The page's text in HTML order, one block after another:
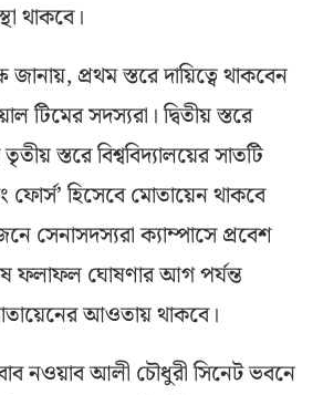
থাকবে।
জানায়, প্রথম স্তরে দায়িত্বে থাকবেন
টিমের সদস্যরা। দ্বিতীয় স্তরে
স্তরে বিশ্ববিদ্যালয়ের সাতটি
ফোর্স’ হিসেবে মোতায়েন থাকবে
সেনাসদস্যরা ক্যাম্পাসে প্রবেশ
ফলাফল ঘোষণার আগ পর্যন্ত
আওতায় থাকবে।
নওয়াব আলী চৌধুরী সিনেট ভবনে